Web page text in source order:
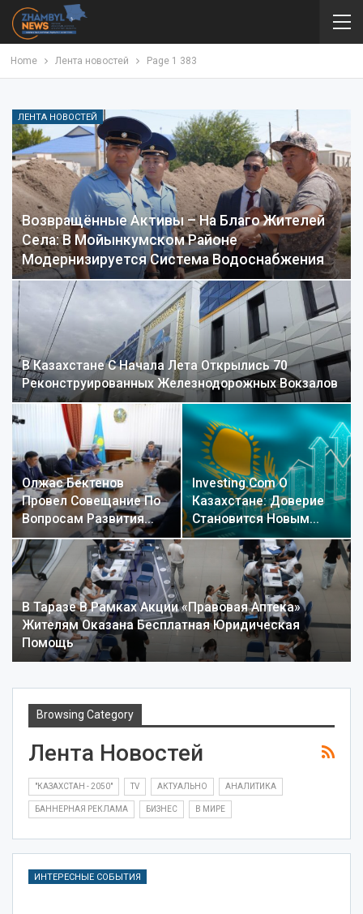
Home Лента новостей Page 1 383
ЛЕНТА НОВОСТЕЙ
Возвращённые Активы – На Благо Жителей
Села: В Мойынкумском Районе
Модернизируется Система Водоснабжения
В Казахстане С Начала Лета Открылись 70
Реконструированных Железнодорожных Вокзалов
Олжас Бектенов
Провел Совещание По
Вопросам Развития…
Investing.com О
Казахстане: Доверие
Становится Новым…
В Таразе В Рамках Акции «Правовая Аптека»
Жителям Оказана Бесплатная Юридическая
Помощь
Browsing Category
Лента Новостей
"КАЗАХСТАН - 2050" TV АКТУАЛЬНО АНАЛИТИКА
БАННЕРНАЯ РЕКЛАМА БИЗНЕС В МИРЕ
ИНТЕРЕСНЫЕ СОБЫТИЯ